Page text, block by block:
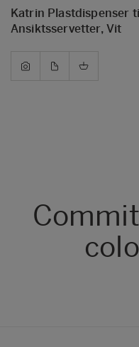
Katrin Plastdispenser
Ansiktsservetter, Vit